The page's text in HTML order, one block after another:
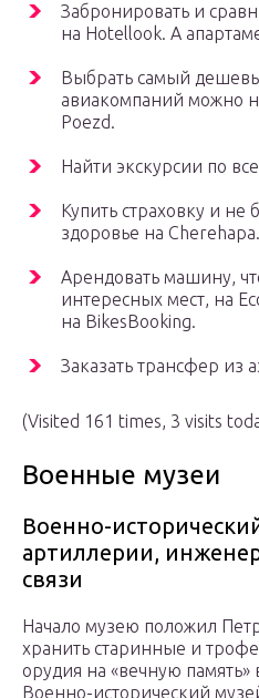
Забронировать и
на Hotellook. А
Выбрать самый
авиакомпаний можно
Poezd.
Найти экскурсии по
Купить страховку и не
здоровье на Cherehapa.
Арендовать машину,
интересных мест, на
на BikesBooking.
Заказать трансфер из
(Visited 161 times, 3 visits
Военные музеи
Военно-
артиллерии,
связи
Начало музею положил
хранить старинные и
орудия на «вечную память»
Военно-исторический